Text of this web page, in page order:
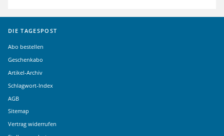
DIE TAGESPOST
Abo bestellen
Geschenkabo
Artikel-Archiv
Schlagwort-Index
AGB
Sitemap
Vertrag widerrufen